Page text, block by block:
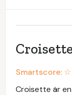
Smartscore: ☆
Croisette är